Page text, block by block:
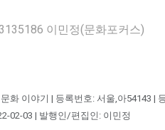
이민정(문화포커스)
화 이야기 | 등록번호: 서울,아54143 |
02-03 | 발행인/편집인: 이민정